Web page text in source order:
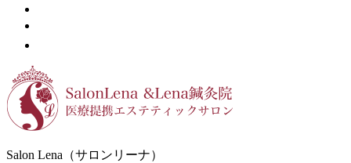
Salon Lena（サロンリーナ）